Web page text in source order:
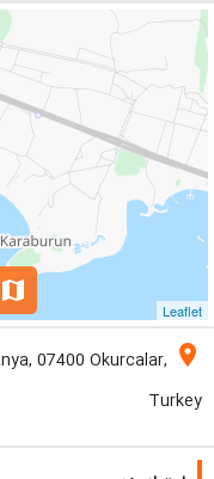
Leaflet
map
location_on
07400 Okurcalar,
Turkey